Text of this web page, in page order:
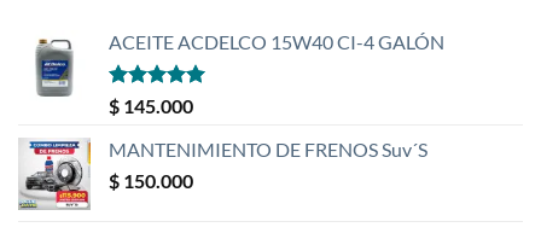
ACEITE ACDELCO 15W40 CI-4 GALÓN
Valorado
con
$ 145.000
MANTENIMIENTO DE FRENOS Suv´S
$ 150.000